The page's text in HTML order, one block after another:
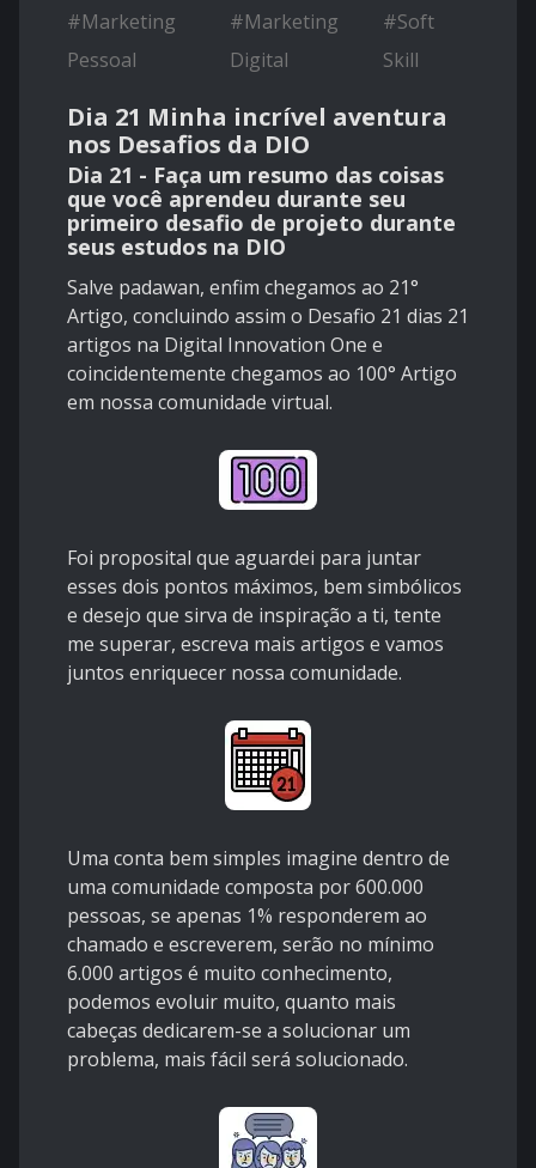
#Marketing
Pessoal
#Marketing
Digital
#Soft
Skill
Dia 21 Minha incrível aventura
nos Desafios da DIO
Dia 21 - Faça um resumo das coisas
que você aprendeu durante seu
primeiro desafio de projeto durante
seus estudos na DIO
Salve padawan, enfim chegamos ao 21°
Artigo, concluindo assim o Desafio 21 dias 21
artigos na Digital Innovation One e
coincidentemente chegamos ao 100° Artigo
em nossa comunidade virtual.
Foi proposital que aguardei para juntar
esses dois pontos máximos, bem simbólicos
e desejo que sirva de inspiração a ti, tente
me superar, escreva mais artigos e vamos
juntos enriquecer nossa comunidade.
Uma conta bem simples imagine dentro de
uma comunidade composta por 600.000
pessoas, se apenas 1% responderem ao
chamado e escreverem, serão no mínimo
6.000 artigos é muito conhecimento,
podemos evoluir muito, quanto mais
cabeças dedicarem-se a solucionar um
problema, mais fácil será solucionado.